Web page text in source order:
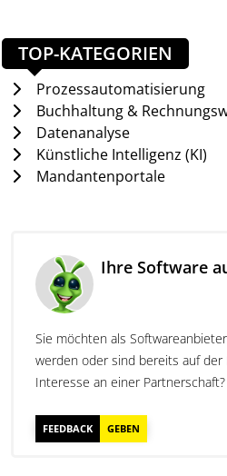
TOP-KATEGORIEN
Prozessautomatisierung
Buchhaltung &
Datenanalyse
Künstliche Intelligenz (KI)
Mandantenportale
Ihre Software
Sie möchten als
werden oder sind bereits auf
Interesse an einer Partnerschaft?
FEEDBACK GEBEN
den gesamten
Ablage bis zur Archivierung.
Was kann
Inhubber unterstützt das
Vertragsmanagement durch
Analysefunktionen,
Vertragsinhalte in mehreren
eine vollständig
über Audit-Trails bereit.
von einer rechtssicheren
Fristenkontrolle und einer
Zusammenarbeit mit
Abteilungen.
Zentrale Vertragsablage